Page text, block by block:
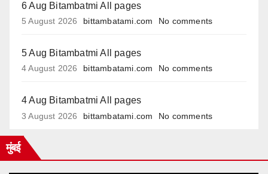
6 Aug Bitambatmi All pages
5 August 2026 bittambatami.com No comments
5 Aug Bitambatmi All pages
4 August 2026 bittambatami.com No comments
4 Aug Bitambatmi All pages
3 August 2026 bittambatami.com No comments
मुंबई